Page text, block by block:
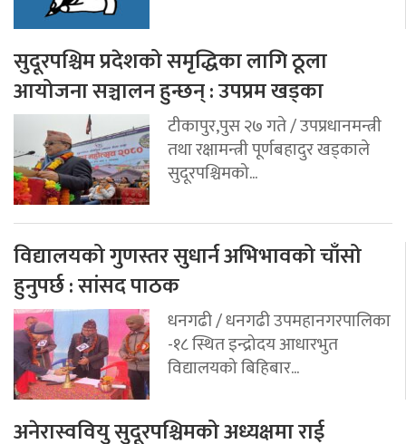
सुदूरपश्चिम प्रदेशको समृद्धिका लागि ठूला
आयोजना सञ्चालन हुन्छन् : उपप्रम खड्का
टीकापुर,पुस २७ गते / उपप्रधानमन्त्री
तथा रक्षामन्त्री पूर्णबहादुर खड्काले
सुदूरपश्चिमको...
विद्यालयको गुणस्तर सुधार्न अभिभावको चाँसो
हुनुपर्छ : सांसद पाठक
धनगढी / धनगढी उपमहानगरपालिका
-१८ स्थित इन्द्रोदय आधारभुत
विद्यालयको बिहिबार...
अनेरास्ववियु सुदूरपश्चिमको अध्यक्षमा राई